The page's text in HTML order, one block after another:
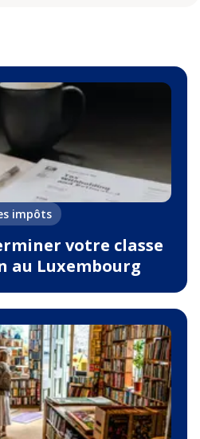
impôts
votre classe
au Luxembourg